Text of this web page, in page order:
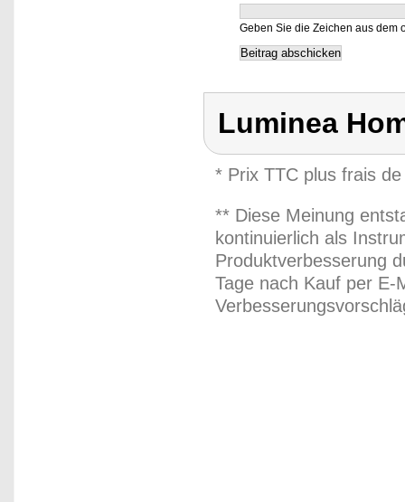
Geben Sie die Zeichen aus dem
Luminea
* Prix TTC plus frais
** Diese Meinung
kontinuierlich als
Produktverbesserung
Tage nach Kauf per E-